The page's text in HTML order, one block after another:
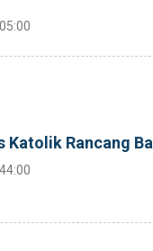
Katolik Rancang